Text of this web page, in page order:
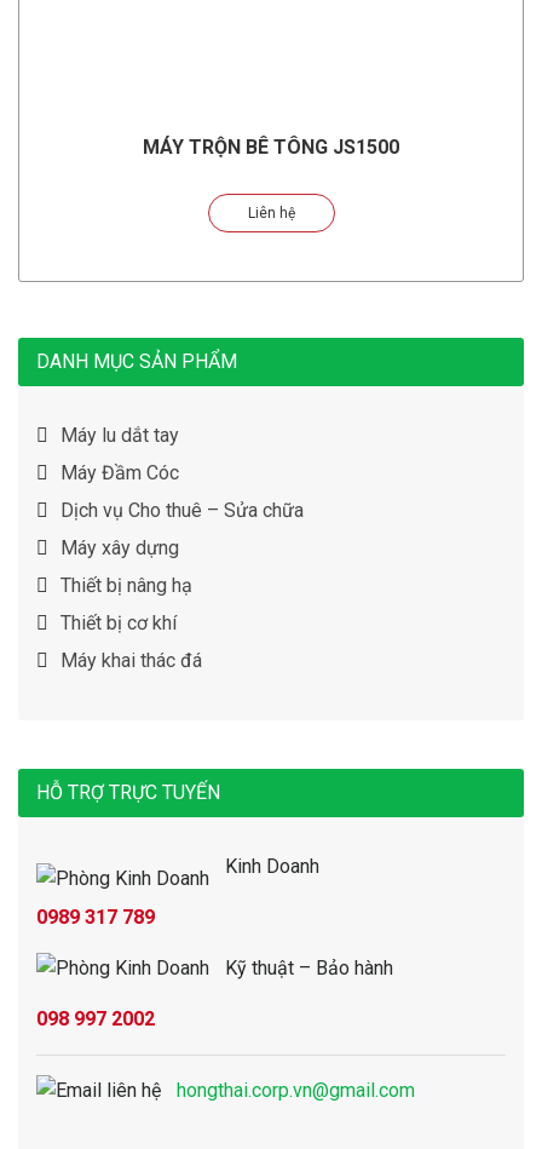
MÁY TRỘN BÊ TÔNG JS1500
Liên hệ
DANH MỤC SẢN PHẨM
Máy lu dắt tay
Máy Đầm Cóc
Dịch vụ Cho thuê – Sửa chữa
Máy xây dựng
Thiết bị nâng hạ
Thiết bị cơ khí
Máy khai thác đá
HỖ TRỢ TRỰC TUYẾN
Kinh Doanh
0989 317 789
Kỹ thuật – Bảo hành
098 997 2002
hongthai.corp.vn@gmail.com